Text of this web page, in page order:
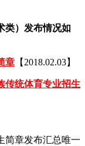
类）发布情况如
章 【2018.02.03】
传统体育专业招生
简章发布汇总唯一